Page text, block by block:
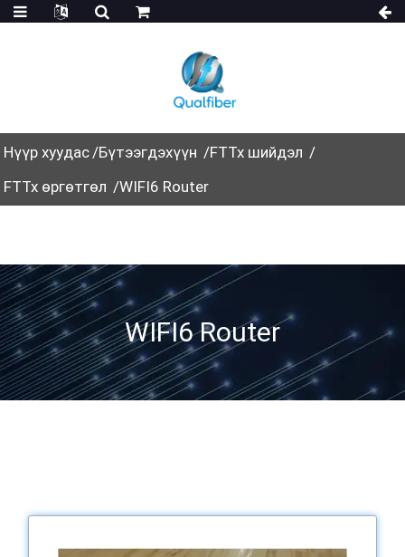
Нүүр хуудас Бүтээгдэхүүн
FTTx шийдэл
FTTx өргөтгөл
WIFI6 Router
WIFI6 Router